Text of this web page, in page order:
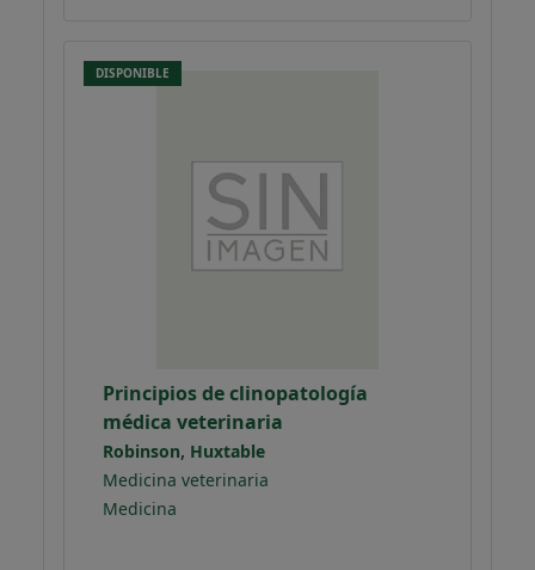
DISPONIBLE
Principios de clinopatología
médica veterinaria
Robinson, Huxtable
Medicina veterinaria
Medicina